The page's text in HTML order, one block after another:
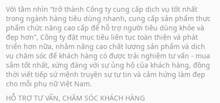
Với tầm nhìn “trở thành Công ty cung cấp dịch vụ tốt nhất
trong ngành hàng tiêu dùng nhanh, cung cấp sản phẩm thực
phẩm chức năng cao cấp để hỗ trợ người tiêu dùng khỏe và
đẹp hơn”, Công ty đặt mục tiêu liên tục toàn thiện và phát
triển hơn nữa, nhằm nâng cao chất lượng sản phẩm và dịch
vụ chăm sóc để khách hàng có được trải nghiệm tư vấn - mua
sắm tốt nhất, xứng đáng với sự ủng hộ của khách hàng, đồng
thời viết tiếp sứ mệnh truyền sự tự tin và cảm hứng làm đẹp
cho mỗi phụ nữ Việt Nam.
HỖ TRỢ TƯ VẤN, CHĂM SÓC KHÁCH HÀNG